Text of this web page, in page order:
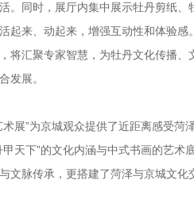
。同时，展厅内集中展示牡丹剪纸
起来、动起来，增强互动性和体验感。
将汇聚专家智慧，为牡丹文化传播
发展。
展”为京城观众提供了近距离感受菏
天下”的文化内涵与中式书画的艺
文脉传承，更搭建了菏泽与京城文